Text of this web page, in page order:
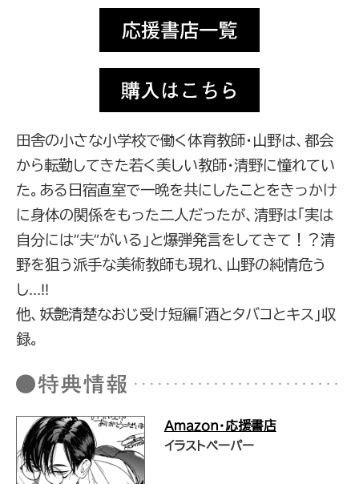
田舎の小さな小学校で働く体育教師・山野は、都会
から転勤してきた若く美しい教師・清野に憧れてい
た。ある日宿直室で一晩を共にしたことをきっかけ
に身体の関係をもった二人だったが、清野は「実は
自分には”夫”がいる」と爆弾発言をしてきて！？清
野を狙う派手な美術教師も現れ、山野の純情危う
し…!!
他、妖艶清楚なおじ受け短編「酒とタバコとキス」収
録。
Ａｍａｚｏｎ・応援書店
イラストペーパー